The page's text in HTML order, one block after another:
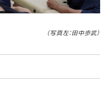
（写真左：田中歩武）